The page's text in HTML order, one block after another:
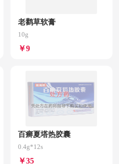
老鹳草软膏
10g
￥9
百癣夏塔热胶囊
0.4g*12s
￥35